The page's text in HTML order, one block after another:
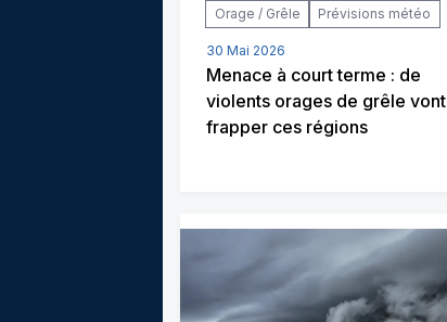
Orage / Grêle Prévisions météo
30 Mai 2026
Menace à court terme : de
violents orages de grêle vont
frapper ces régions